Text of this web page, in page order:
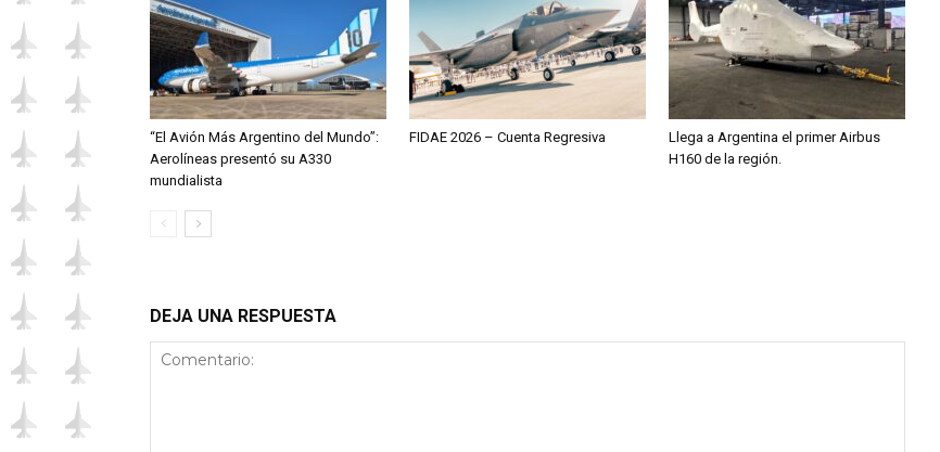
“El Avión Más Argentino del Mundo”:
Aerolíneas presentó su A330
mundialista
FIDAE 2026 – Cuenta Regresiva
Llega a Argentina el primer Airbus
H160 de la región.
DEJA UNA RESPUESTA